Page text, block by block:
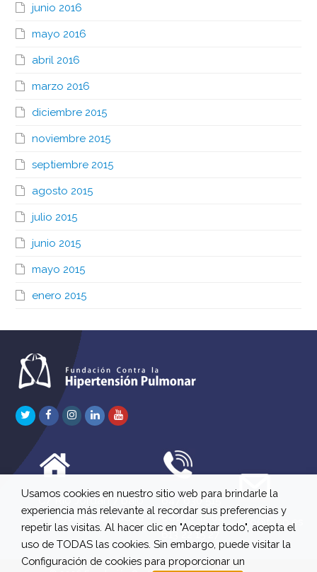
junio 2016
mayo 2016
abril 2016
marzo 2016
diciembre 2015
noviembre 2015
septiembre 2015
agosto 2015
julio 2015
junio 2015
mayo 2015
enero 2015
TwitterFacebook
Instagram
LinkedInYoutube
C/ Río Jordán 7 bajo
A 28981 Parla Madrid
647 630 515
661 73 42 04
613 22 15 27
info@fchp.es
Usamos cookies en nuestro sitio web para brindarle la
experiencia más relevante al recordar sus preferencias y
repetir las visitas. Al hacer clic en "Aceptar todo", acepta el
uso de TODAS las cookies. Sin embargo, puede visitar la
Configuración de cookies para proporcionar un